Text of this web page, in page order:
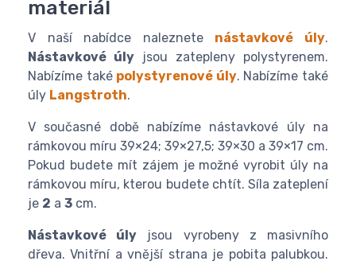
materiál
V naší nabídce naleznete nástavkové úly.
Nástavkové úly jsou zatepleny polystyrenem.
Nabízíme také polystyrenové úly. Nabízíme také
úly Langstroth.
V současné době nabízíme nástavkové úly na
rámkovou míru 39×24; 39×27,5; 39×30 a 39×17 cm.
Pokud budete mít zájem je možné vyrobit úly na
rámkovou míru, kterou budete chtít. Síla zateplení
je 2 a 3 cm.
Nástavkové úly jsou vyrobeny z masivního
dřeva. Vnitřní a vnější strana je pobita palubkou.